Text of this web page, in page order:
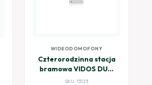
WIDEODOMOFONY
Czterorodzinna stacja
bramowa VIDOS DUO
S1204A
SKU: 13123